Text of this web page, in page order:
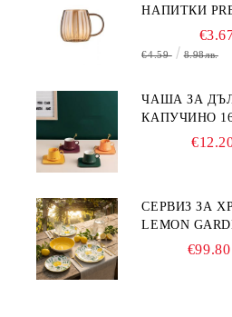
НАПИТКИ
€4.59 8.98лв.
ЧАША ЗА
КАПУЧИНО
ЛЪЖИЧКА
СЕРВИЗ ЗА
LEMON
ПОРЦЕЛАН€99.80